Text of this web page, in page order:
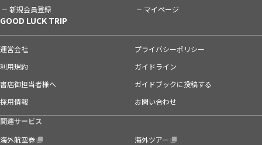
新規会員登録 マイページ
GOOD LUCK TRIP
運営会社
プライバシーポリシー
利用規約
ガイドライン
書店御担当者様へ
ガイドブックに投稿する
採用情報
お問い合わせ
関連サービス
海外航空券
海外ツアー